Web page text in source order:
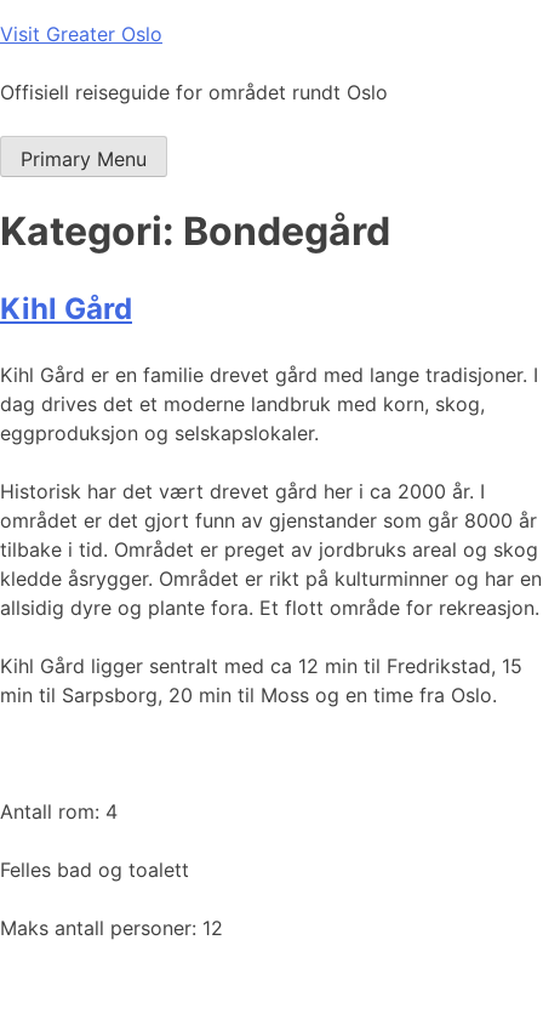
Skip
content
Visit Greater Oslo
Offisiell reiseguide for området rundt Oslo
Primary Menu
Kategori: Bondegård
Kihl Gård
Kihl Gård er en familie drevet gård med lange tradisjoner. I
dag drives det et moderne landbruk med korn, skog,
eggproduksjon og selskapslokaler.
Historisk har det vært drevet gård her i ca 2000 år. I
området er det gjort funn av gjenstander som går 8000 år
tilbake i tid. Området er preget av jordbruks areal og skog
kledde åsrygger. Området er rikt på kulturminner og har en
allsidig dyre og plante fora. Et flott område for rekreasjon.
Kihl Gård ligger sentralt med ca 12 min til Fredrikstad, 15
min til Sarpsborg, 20 min til Moss og en time fra Oslo.
Antall rom: 4
Felles bad og toalett
Maks antall personer: 12